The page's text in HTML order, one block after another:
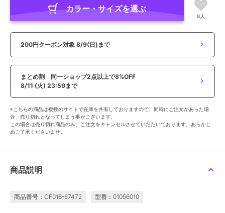
カラー・サイズを選ぶ
8人
200円クーポン対象 8/9(日)まで
まとめ割 同一ショップ2点以上で8%OFF
8/11 (火) 23:59まで
※こちらの商品は複数のサイトで在庫を共有しておりますので、同時にご注文があった場
合、売り切れとなってしまう事がございます。
この場合は売り切れ商品のみ、ご注文をキャンセルさせていただいております。あらかじ
めご了承くださいませ。
商品説明
商品番号：CF018-67472 型番：01056010